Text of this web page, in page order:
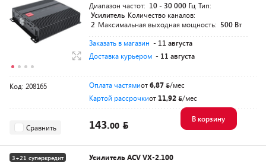
Диапазон частот: 10 - 30 000 Гц Тип:
Усилитель Количество каналов:
2 Максимальная выходная мощность: 500 Вт
Заказать в магазин - 11 августа
Доставка курьером - 11 августа
Код: 208165 Оплата частямиот6,87
/мес
Картой рассрочкиот 11,92 /мес
Сравнить 143.00
В корзину
3+21 суперкредит
Усилитель ACV VX-2.100